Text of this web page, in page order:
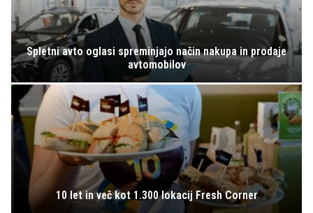
Spletni avto oglasi spreminjajo način nakupa in prodaje
avtomobilov
10 let in več kot 1.300 lokacij Fresh Corner